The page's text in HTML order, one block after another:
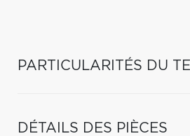
PARTICULARITÉS DU
DÉTAILS DES PIÈCES